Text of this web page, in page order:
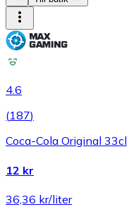
4.6
(187)
Coca-Cola Original 33cl
12 kr
36,36 kr/liter